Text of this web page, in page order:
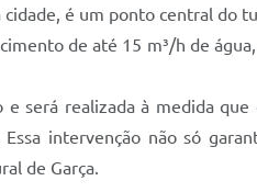
é um ponto central do
de até 15 m³/h de
será realizada à medida
intervenção não só
de Garça.